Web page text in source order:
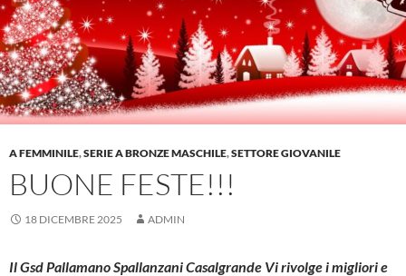
A FEMMINILE,SERIE A BRONZE MASCHILE,SETTORE GIOVANILE
BUONE FESTE!!!
18 DICEMBRE 2025 ADMIN
Il Gsd Pallamano Spallanzani Casalgrande Vi rivolge i migliori e